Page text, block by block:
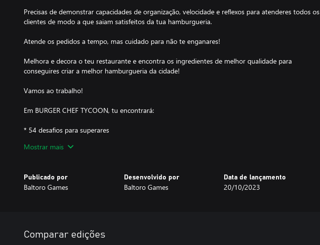
Precisas de demonstrar capacidades de organização, velocidade e reflexos para atenderes todos os
clientes de modo a que saiam satisfeitos da tua hamburgueria.
Atende os pedidos a tempo, mas cuidado para não te enganares!
Melhora e decora o teu restaurante e encontra os ingredientes de melhor qualidade para
conseguires criar a melhor hamburgueria da cidade!
Vamos ao trabalho!
Em BURGER CHEF TYCOON, tu encontrará:
* 54 desafios para superares
* 80 níveis fantásticos para completares
* Inúmeras melhorias e decorações para que o teu bar seja o melhor!
Mostrar mais
Publicado por
Baltoro Games
Desenvolvido por
Baltoro Games
Data de lançamento
20/10/2023
Comparar edições